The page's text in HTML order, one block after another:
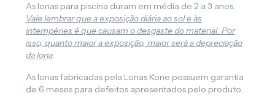
As lonas para piscina duram em média de 2 a 3 anos.
Vale lembrar que a exposição diária ao sol e às
intempéries é que causam o desgaste do material. Por
isso, quanto maior a exposição, maior será a depreciação
da lona.
As lonas fabricadas pela Lonas Kone possuem garantia
de 6 meses para defeitos apresentados pelo produto.